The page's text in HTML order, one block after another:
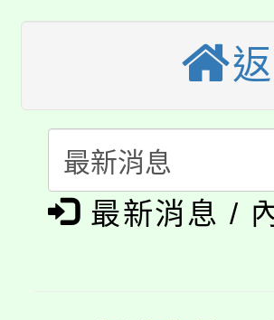
田徑場及游泳
桃園市低收入
視費優惠，
半價優惠，詳
者。
大園自造教
份教師增能研
大溪自造教育
份教師研習
淨零綠生活教
會
公告本校115
最新消息 /